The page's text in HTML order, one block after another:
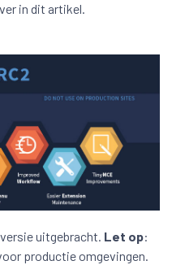
in dit artikel.
uitgebracht. Let op:
productie omgevingen.